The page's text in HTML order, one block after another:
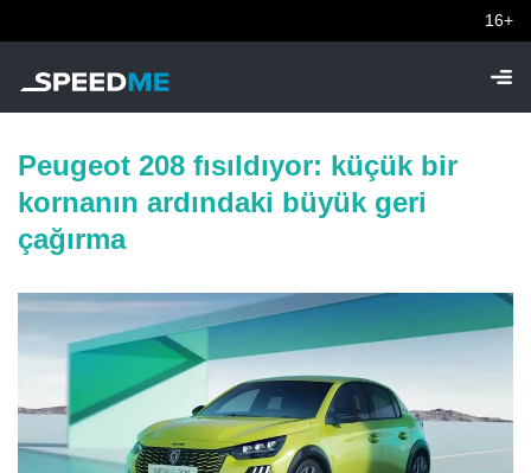
16+
Peugeot 208 fısıldıyor: küçük bir
kornanın ardındaki büyük geri
çağırma